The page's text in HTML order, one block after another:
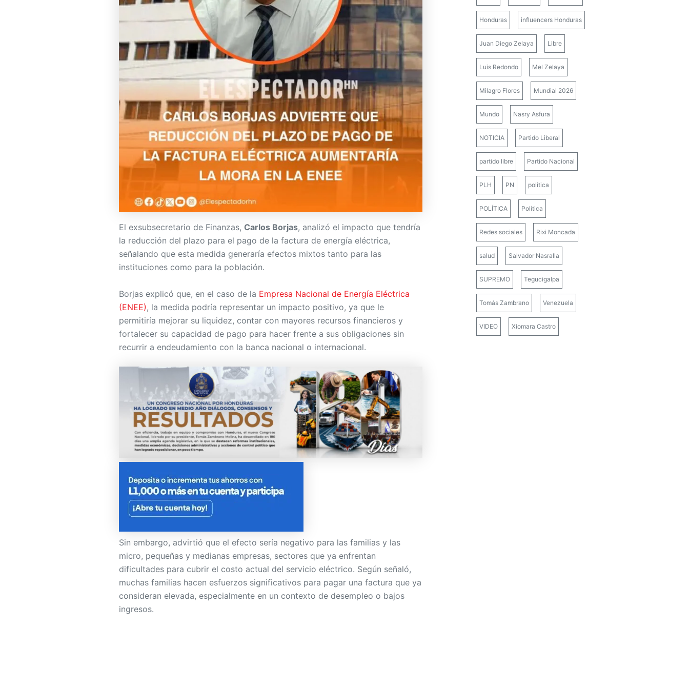
El exsubsecretario de Finanzas, Carlos Borjas, analizó el impacto que tendría
la reducción del plazo para el pago de la factura de energía eléctrica,
señalando que esta medida generaría efectos mixtos tanto para las
instituciones como para la población.
Borjas explicó que, en el caso de la Empresa Nacional de Energía Eléctrica
(ENEE) , la medida podría representar un impacto positivo, ya que le
permitiría mejorar su liquidez, contar con mayores recursos financieros y
fortalecer su capacidad de pago para hacer frente a sus obligaciones sin
recurrir a endeudamiento con la banca nacional o internacional.
Sin embargo, advirtió que el efecto sería negativo para las familias y las
micro, pequeñas y medianas empresas, sectores que ya enfrentan
dificultades para cubrir el costo actual del servicio eléctrico. Según señaló,
muchas familias hacen esfuerzos significativos para pagar una factura que ya
consideran elevada, especialmente en un contexto de desempleo o bajos
ingresos.
Honduras influencers Honduras
Juan Diego Zelaya Libre
Luis Redondo Mel Zelaya
Milagro Flores Mundial 2026
Mundo Nasry Asfura
NOTICIA Partido Liberal
partido libre Partido Nacional
PLH PN politica
POLÍTICA Política
Redes sociales Rixi Moncada
salud Salvador Nasralla
SUPREMO Tegucigalpa
Tomás Zambrano Venezuela
VIDEO Xiomara Castro